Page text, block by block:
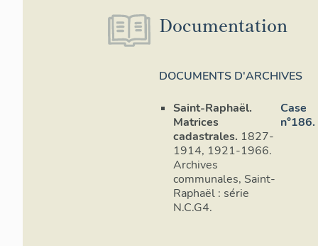
Documentation
DOCUMENTS D'ARCHIVES
Saint-Raphaël.
Matrices
cadastrales. 1827-
1914, 1921-1966.
Archives
communales, Saint-
Raphaël : série
N.C.G4.
Case
n°186.